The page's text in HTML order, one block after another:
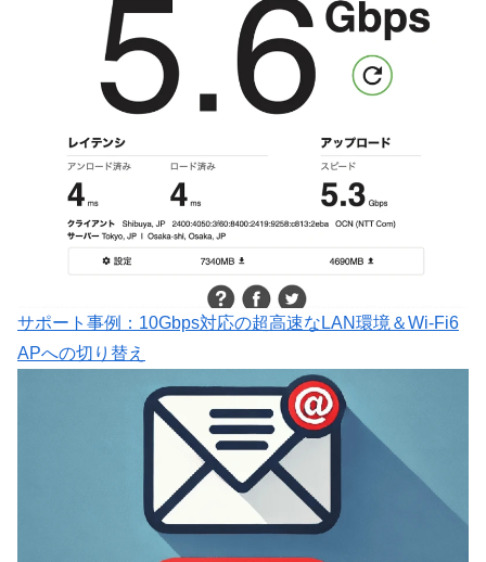
サポート事例：10Gbps対応の超高速なLAN環境＆Wi-Fi6
APへの切り替え